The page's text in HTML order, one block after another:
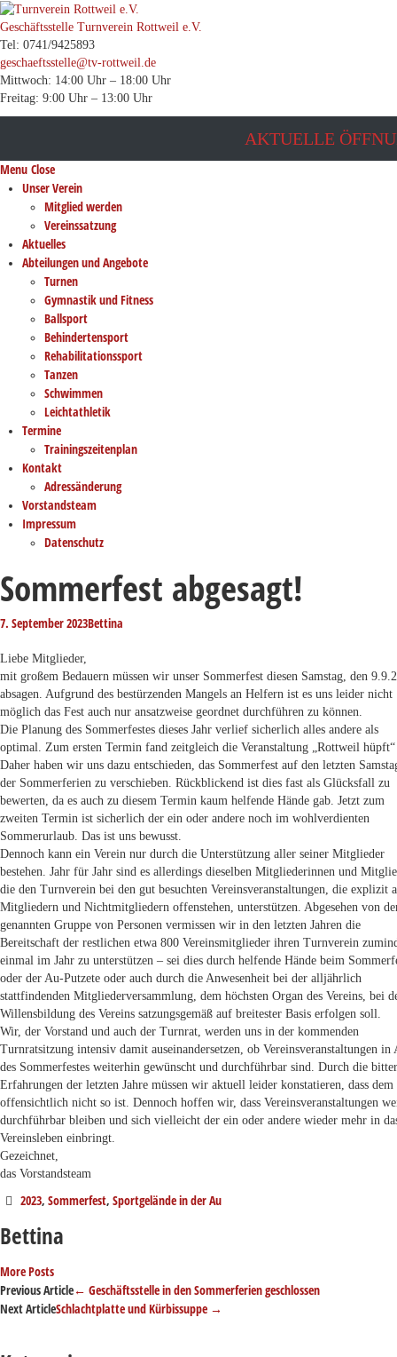
Geschäftsstelle Turnverein Rottweil e.V.
Tel: 0741/9425893
geschaeftsstelle@tv-rottweil.de
Mittwoch: 14:00 Uhr – 18:00 Uhr
Freitag: 9:00 Uhr – 13:00 Uhr
AKTUELLE
Menu Close
Unser Verein
Mitglied werden
Vereinssatzung
Aktuelles
Abteilungen und Angebote
Turnen
Gymnastik und Fitness
Ballsport
Behindertensport
Rehabilitationssport
Tanzen
Schwimmen
Leichtathletik
Termine
Trainingszeitenplan
Kontakt
Adressänderung
Vorstandsteam
Impressum
Datenschutz
Sommerfest abgesagt!
7. September 2023Bettina
Liebe Mitglieder,
mit großem Bedauern müssen wir unser Sommerfest diesen Samstag, den
absagen. Aufgrund des bestürzenden Mangels an Helfern ist es uns leider nicht
möglich das Fest auch nur ansatzweise geordnet durchführen zu können.
Die Planung des Sommerfestes dieses Jahr verlief sicherlich alles andere als
optimal. Zum ersten Termin fand zeitgleich die Veranstaltung „Rottweil
Daher haben wir uns dazu entschieden, das Sommerfest auf den letzten
der Sommerferien zu verschieben. Rückblickend ist dies fast als Glücksfall zu
bewerten, da es auch zu diesem Termin kaum helfende Hände gab. Jetzt zum
zweiten Termin ist sicherlich der ein oder andere noch im wohlverdienten
Sommerurlaub. Das ist uns bewusst.
Dennoch kann ein Verein nur durch die Unterstützung aller seiner Mitglieder
bestehen. Jahr für Jahr sind es allerdings dieselben Mitgliederinnen und
die den Turnverein bei den gut besuchten Vereinsveranstaltungen, die explizit
Mitgliedern und Nichtmitgliedern offenstehen, unterstützen. Abgesehen von
genannten Gruppe von Personen vermissen wir in den letzten Jahren die
Bereitschaft der restlichen etwa 800 Vereinsmitglieder ihren Turnverein
einmal im Jahr zu unterstützen – sei dies durch helfende Hände beim
oder der Au-Putzete oder auch durch die Anwesenheit bei der alljährlich
stattfindenden Mitgliederversammlung, dem höchsten Organ des Vereins, bei
Willensbildung des Vereins satzungsgemäß auf breitester Basis erfolgen soll.
Wir, der Vorstand und auch der Turnrat, werden uns in der kommenden
Turnratsitzung intensiv damit auseinandersetzen, ob Vereinsveranstaltungen in
des Sommerfestes weiterhin gewünscht und durchführbar sind. Durch die
Erfahrungen der letzten Jahre müssen wir aktuell leider konstatieren, dass dem
offensichtlich nicht so ist. Dennoch hoffen wir, dass Vereinsveranstaltungen
durchführbar bleiben und sich vielleicht der ein oder andere wieder mehr in
Vereinsleben einbringt.
Gezeichnet,
das Vorstandsteam
2023, Sommerfest, Sportgelände in der Au
Bettina
More Posts
Post
Previous Article← Geschäftsstelle in den Sommerferien geschlossen
Next ArticleSchlachtplatte und Kürbissuppe →